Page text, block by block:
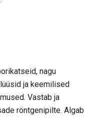
nagu
ja keemilised
Vastab ja
röntgenipilte. Algab